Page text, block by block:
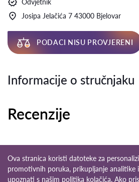
Odvjetnik
Josipa Jelačića 7 43000 Bjelovar
PODACI NISU PROVJERENI
Informacije o stručnjaku
Recenzije
Ova stranica koristi datoteke za
promotivnih poruka, prikupljanje analitike
upoznati s našim politika kolačića. Ako